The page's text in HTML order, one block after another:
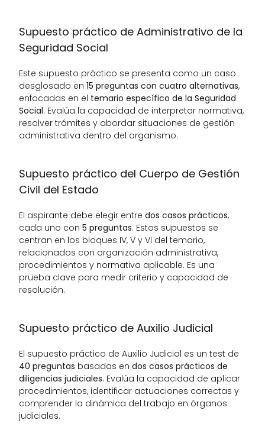
Supuesto práctico de Administrativo de la
Seguridad Social
Este supuesto práctico se presenta como un caso
desglosado en 15 preguntas con cuatro alternativas,
enfocadas en el temario específico de la Seguridad
Social. Evalúa la capacidad de interpretar normativa,
resolver trámites y abordar situaciones de gestión
administrativa dentro del organismo.
Supuesto práctico del Cuerpo de Gestión
Civil del Estado
El aspirante debe elegir entre dos casos prácticos,
cada uno con 5 preguntas. Estos supuestos se
centran en los bloques IV, V y VI del temario,
relacionados con organización administrativa,
procedimientos y normativa aplicable. Es una
prueba clave para medir criterio y capacidad de
resolución.
Supuesto práctico de Auxilio Judicial
40 preguntas basadas en dos casos prácticos de
diligencias judiciales. Evalúa la capacidad de aplicar
procedimientos, identificar actuaciones correctas y
comprender la dinámica del trabajo en órganos
judiciales.